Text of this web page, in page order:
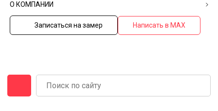
О КОМПАНИИ
Записаться на замер Написать в MAX